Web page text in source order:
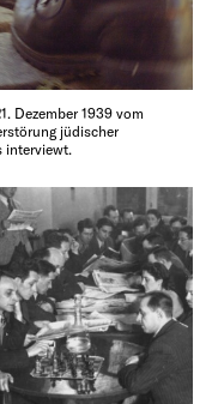
Dezember 1939 vom
jüdischer
interviewt.